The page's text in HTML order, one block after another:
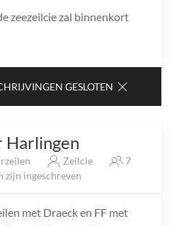
zeezeilcie zal binnenkort
GESLOTEN
Harlingen
Zeilcie
7
zijn ingeschreven
met Draeck en FF met